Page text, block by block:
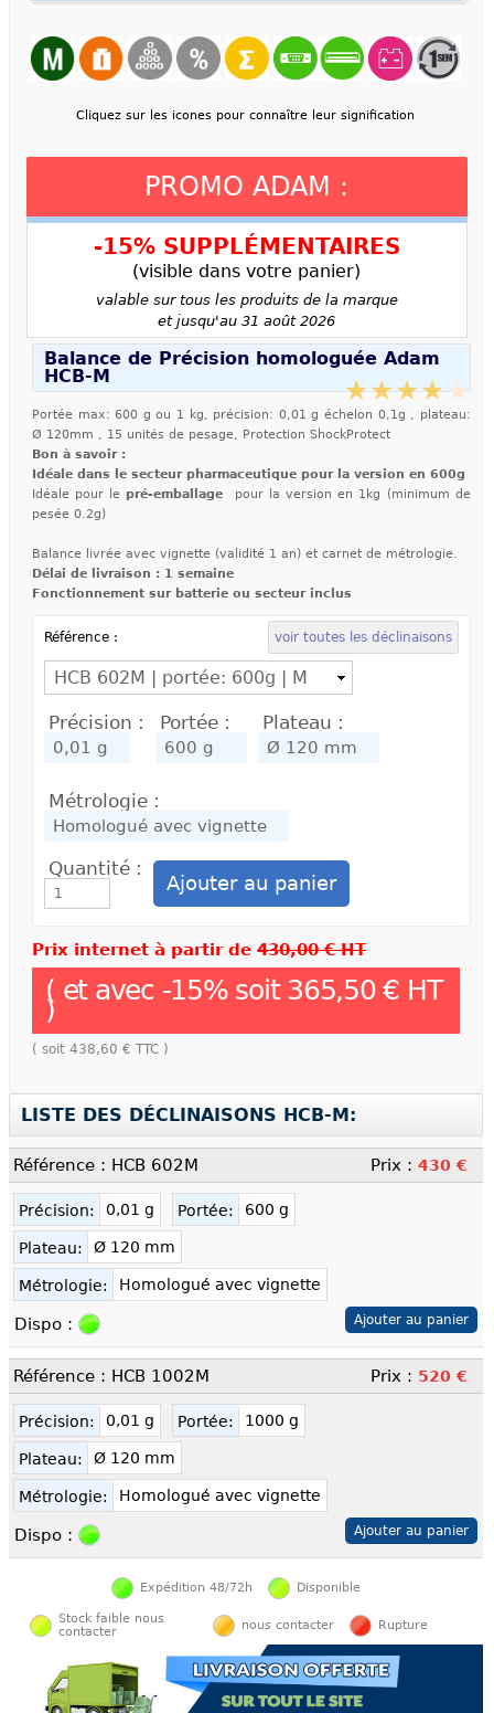
Cliquez sur les icones pour connaître leur signification
PROMO ADAM :
-15% SUPPLÉMENTAIRES
(visible dans votre panier)
valable sur tous les produits de la marque
et jusqu'au 31 août 2026
Balance de Précision homologuée Adam
HCB-M
Portée max: 600 g ou 1 kg, précision: 0,01 g échelon 0,1g , plateau:
Ø 120mm , 15 unités de pesage, Protection ShockProtect
Bon à savoir :
Idéale dans le secteur pharmaceutique pour la version en 600g
Idéale pour le pré-emballage
pour la version en 1kg (minimum de
pesée 0.2g)
Balance livrée avec vignette (validité 1 an) et carnet de métrologie.
Délai de livraison : 1 semaine
Fonctionnement sur batterie ou secteur inclus
Référence : voir toutes les déclinaisons
Précision : Portée : Plateau :
Métrologie :
Quantité :
Prix internet à partir de 430,00 € HT
( et avec -15% soit 365,50 € HT
)
( soit 438,60 € TTC )
LISTE DES DÉCLINAISONS HCB-M:
Référence : HCB 602M Prix : 430 €
Précision: 0,01 g Portée: 600 g
Plateau: Ø 120 mm
Métrologie: Homologué avec vignette
Dispo :
Référence : HCB 1002M Prix : 520 €
Précision: 0,01 g Portée: 1000 g
Plateau: Ø 120 mm
Métrologie: Homologué avec vignette
Dispo :
Expédition 48/72h Disponible
Stock faible nous
contacter
nous contacter Rupture